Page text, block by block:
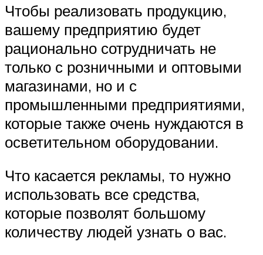
Чтобы реализовать продукцию,
вашему предприятию будет
рационально сотрудничать не
только с розничными и оптовыми
магазинами, но и с
промышленными предприятиями,
которые также очень нуждаются в
осветительном оборудовании.
Что касается рекламы, то нужно
использовать все средства,
которые позволят большому
количеству людей узнать о вас.